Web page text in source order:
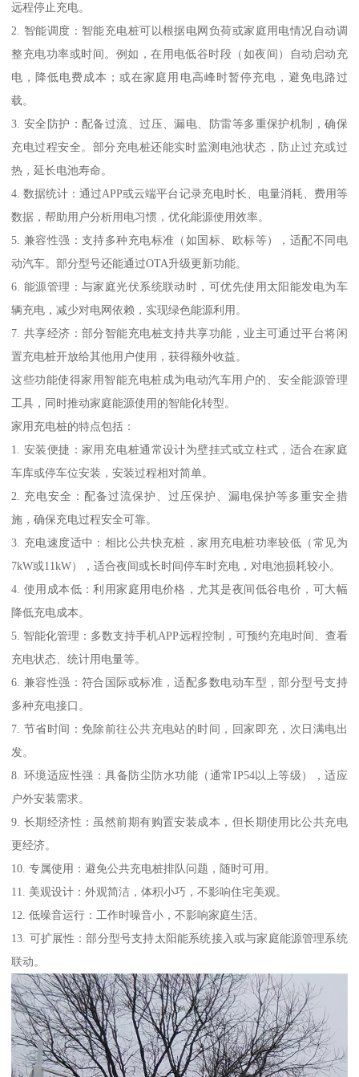
远程停止充电。
2. 智能调度：智能充电桩可以根据电网负荷或家庭用电情况自动调
整充电功率或时间。例如，在用电低谷时段（如夜间）自动启动充
电，降低电费成本；或在家庭用电高峰时暂停充电，避免电路过
载。
3. 安全防护：配备过流、过压、漏电、防雷等多重保护机制，确保
充电过程安全。部分充电桩还能实时监测电池状态，防止过充或过
热，延长电池寿命。
4. 数据统计：通过APP或云端平台记录充电时长、电量消耗、费用等
数据，帮助用户分析用电习惯，优化能源使用效率。
5. 兼容性强：支持多种充电标准（如国标、欧标等），适配不同电
动汽车。部分型号还能通过OTA升级更新功能。
6. 能源管理：与家庭光伏系统联动时，可优先使用太阳能发电为车
辆充电，减少对电网依赖，实现绿色能源利用。
7. 共享经济：部分智能充电桩支持共享功能，业主可通过平台将闲
置充电桩开放给其他用户使用，获得额外收益。
这些功能使得家用智能充电桩成为电动汽车用户的、安全能源管理
工具，同时推动家庭能源使用的智能化转型。
家用充电桩的特点包括：
1. 安装便捷：家用充电桩通常设计为壁挂式或立柱式，适合在家庭
车库或停车位安装，安装过程相对简单。
2. 充电安全：配备过流保护、过压保护、漏电保护等多重安全措
施，确保充电过程安全可靠。
3. 充电速度适中：相比公共快充桩，家用充电桩功率较低（常见为
7kW或11kW），适合夜间或长时间停车时充电，对电池损耗较小。
4. 使用成本低：利用家庭用电价格，尤其是夜间低谷电价，可大幅
降低充电成本。
5. 智能化管理：多数支持手机APP远程控制，可预约充电时间、查看
充电状态、统计用电量等。
6. 兼容性强：符合国际或标准，适配多数电动车型，部分型号支持
多种充电接口。
7. 节省时间：免除前往公共充电站的时间，回家即充，次日满电出
发。
8. 环境适应性强：具备防尘防水功能（通常IP54以上等级），适应
户外安装需求。
9. 长期经济性：虽然前期有购置安装成本，但长期使用比公共充电
更经济。
10. 专属使用：避免公共充电桩排队问题，随时可用。
11. 美观设计：外观简洁，体积小巧，不影响住宅美观。
12. 低噪音运行：工作时噪音小，不影响家庭生活。
13. 可扩展性：部分型号支持太阳能系统接入或与家庭能源管理系统
联动。